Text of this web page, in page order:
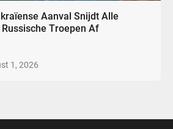
Aanval Snijdt Alle
Troepen Af
1, 2026